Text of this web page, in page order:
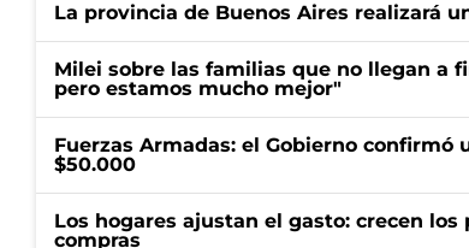
La provincia de Buenos Aires realizará
Milei sobre las familias que no llegan a
pero estamos mucho mejor"
Fuerzas Armadas: el Gobierno confirmó
$50.000
Los hogares ajustan el gasto: crecen los
compras